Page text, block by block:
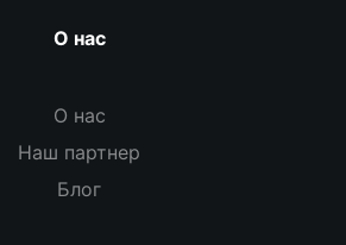
О нас
О нас
Наш партнер
Блог